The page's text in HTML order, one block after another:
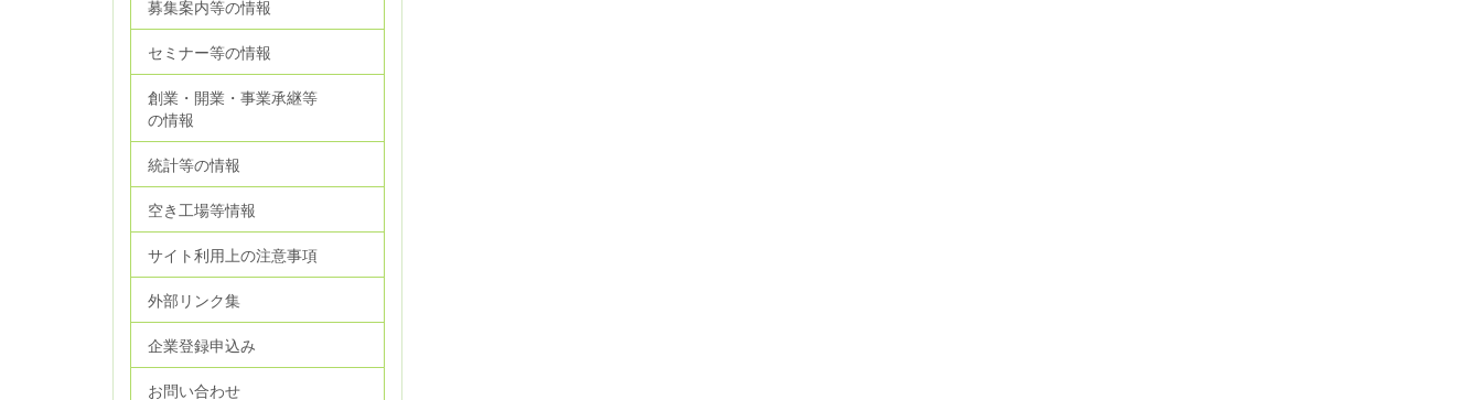
募集案内等の情報
セミナー等の情報
創業・開業・事業承継等
の情報
統計等の情報
空き工場等情報
サイト利用上の注意事項
外部リンク集
企業登録申込み
お問い合わせ